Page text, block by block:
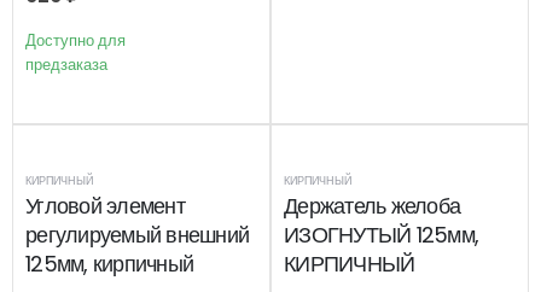
Доступно для
предзаказа
КИРПИЧНЫЙ
Угловой элемент
регулируемый внешний
125мм, кирпичный
КИРПИЧНЫЙ
Держатель желоба
ИЗОГНУТЫЙ 125мм,
КИРПИЧНЫЙ